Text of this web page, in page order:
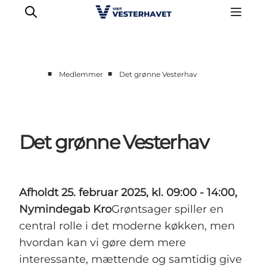
Projekter
Medlemskab
Om os
■ Medlemmer ■ Det grønne Vesterhav
Det grønne Vesterhav
Afholdt 25. februar 2025, kl. 09:00 - 14:00,
Nymindegab KroGrøntsager spiller en
central rolle i det moderne køkken, men
hvordan kan vi gøre dem mere
interessante, mættende og samtidig give